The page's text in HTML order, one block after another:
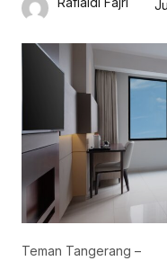
Teman Tangerang –